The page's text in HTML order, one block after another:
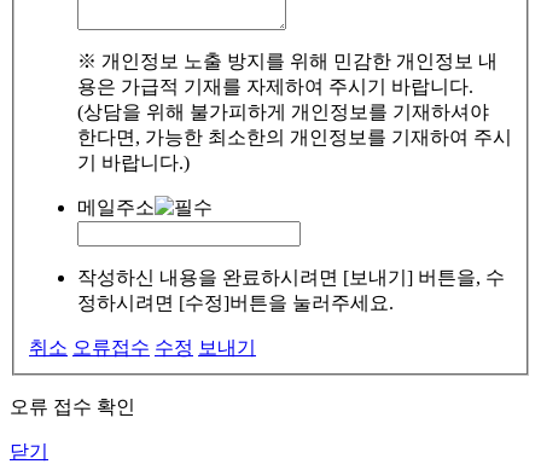
※ 개인정보 노출 방지를 위해 민감한 개인정보 내
용은 가급적 기재를 자제하여 주시기 바랍니다.
(상담을 위해 불가피하게 개인정보를 기재하셔야
한다면, 가능한 최소한의 개인정보를 기재하여 주시
기 바랍니다.)
메일주소
작성하신 내용을 완료하시려면 [보내기] 버튼을, 수
정하시려면 [수정]버튼을 눌러주세요.
취소 오류접수 수정 보내기
오류 접수 확인
닫기